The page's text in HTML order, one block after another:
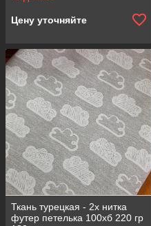
Цену уточняйте
Ткань турецкая - 2х нитка
футер петелька 100хб 220 гр